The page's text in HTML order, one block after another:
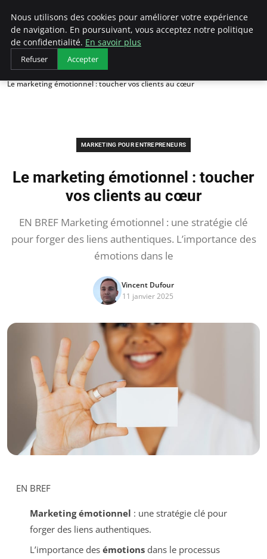
LECFCM
Accueil
Marketing pour entrepreneurs
Le marketing émotionnel : toucher vos clients au cœur
MARKETING POUR ENTREPRENEURS
Le marketing émotionnel : toucher
vos clients au cœur
EN BREF Marketing émotionnel : une stratégie clé
pour forger des liens authentiques. L’importance des
émotions dans le
Vincent Dufour
11 janvier 2025
EN BREF
Marketing émotionnel : une stratégie clé pour
forger des liens authentiques.
L’importance des émotionsdans le processus
Nous utilisons des cookies pour améliorer votre expérience
de navigation. En poursuivant, vous acceptez notre politique
de confidentialité. En savoir plus
Refuser Accepter